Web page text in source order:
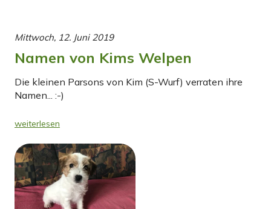
Mittwoch, 12. Juni 2019
Namen von Kims Welpen
Die kleinen Parsons von Kim (S-Wurf) verraten ihre
Namen... :-)
weiterlesen